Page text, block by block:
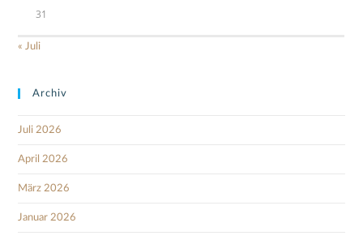
31
« Juli
Archiv
Juli 2026
April 2026
März 2026
Januar 2026